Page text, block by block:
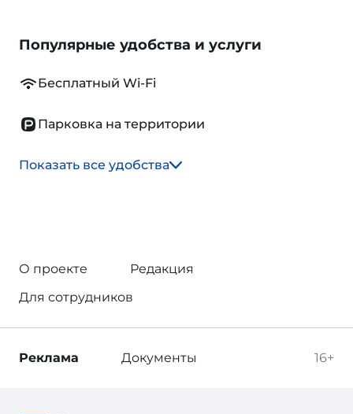
Популярные удобства и услуги
Бесплатный Wi-Fi
Парковка на территории
Показать все удобства
О проекте
Редакция
Для сотрудников
16+
Реклама Документы